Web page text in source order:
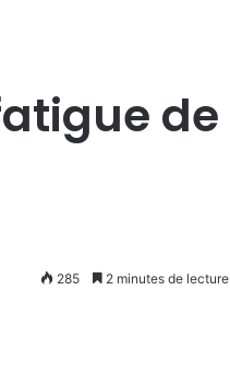
de
285 2 minutes de lecture